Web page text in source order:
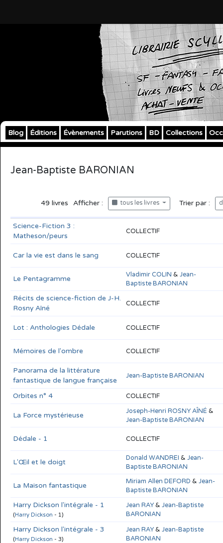
Blog Éditions Évènements Parutions BD Collections
Jean-Baptiste BARONIAN
49 livres Afficher : tous les livres Trier par :
Science-Fiction 3 :
Matheson/peurs
COLLECTIF
Car la vie est dans le sang COLLECTIF
Le Pentagramme Vladimir COLIN & Jean-
Baptiste BARONIAN
Récits de science-fiction de J-H.
Rosny Aîné
COLLECTIF
Lot : Anthologies Dédale COLLECTIF
Mémoires de l'ombre COLLECTIF
Panorama de la littérature
fantastique de langue française
Jean-Baptiste BARONIAN
Orbites n° 4 COLLECTIF
La Force mystérieuse Joseph-Henri ROSNY AÎNÉ &
Jean-Baptiste BARONIAN
Dédale - 1 COLLECTIF
L'Œil et le doigt Donald WANDREI & Jean-
Baptiste BARONIAN
La Maison fantastique Miriam Allen DEFORD & Jean-
Baptiste BARONIAN
Harry Dickson l'intégrale - 1
(Harry Dickson - 1)
Jean RAY& Jean-Baptiste
BARONIAN
Harry Dickson l'intégrale - 3
(Harry Dickson - 3)
Jean RAY& Jean-Baptiste
BARONIAN